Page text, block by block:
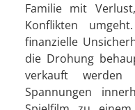
Familie mit
Konflikten
finanzielle
die Drohung
verkauft werden
Spannungen